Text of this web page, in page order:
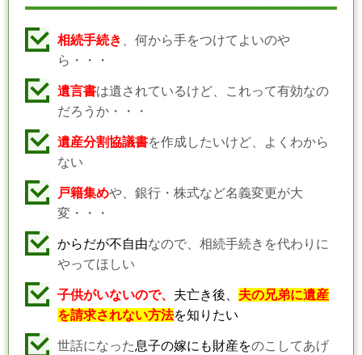
相続手続き
、何から手をつけてよいのや
ら・・・
遺言書は遺されているけど、これって有効なの
だろうか・・・
遺産分割協議書を作成したいけど、よくわから
ない
戸籍集めや、銀行・株式など名義変更が大
変・・・
からだが不自由なので、相続手続きを代わりに
やってほしい
子供がいないので、 夫亡き後、 夫の兄弟に遺産
を請求されない方法を知りたい
世話になった息子の嫁にも財産をのこしてあげ